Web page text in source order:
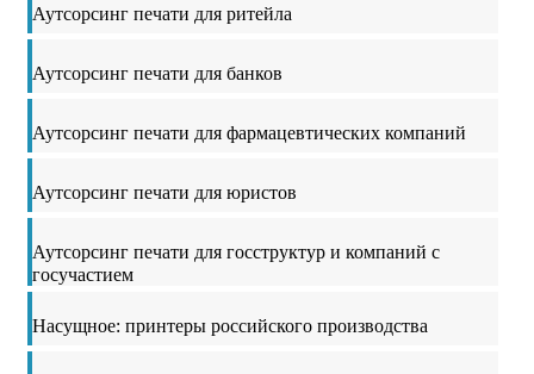
Аутсорсинг печати для ритейла
Аутсорсинг печати для банков
Аутсорсинг печати для фармацевтических компаний
Аутсорсинг печати для юристов
Аутсорсинг печати для госструктур и компаний с
госучастием
Насущное: принтеры российского производства